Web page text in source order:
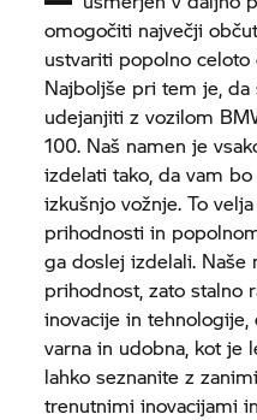
omogočiti največji
ustvariti popolno celoto
Najboljše pri tem je,
udejanjiti z vozilom
100. Naš namen je
izdelati tako, da vam
izkušnjo vožnje. To
prihodnosti in
ga doslej izdelali.
prihodnost, zato stalno
inovacije in tehnologije,
varna in udobna, kot je
lahko seznanite z
trenutnimi inovacijami